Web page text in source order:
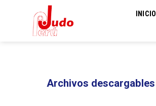
INICIO
Archivos descargables